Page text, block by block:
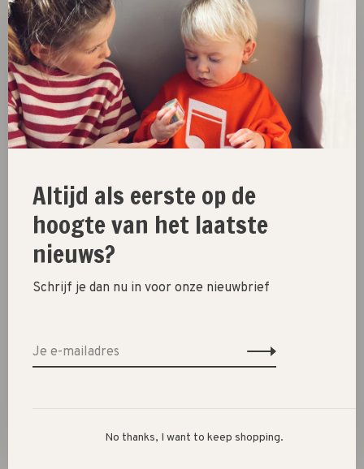
Aantal: -
Toevoegen aan winkelwagen
Size guide
New
Kleding
Altijd als eerste op de
hoogte van het laatste
nieuws?
Schrijf je dan nu in voor onze nieuwbrief
No thanks, I want to keep shopping.